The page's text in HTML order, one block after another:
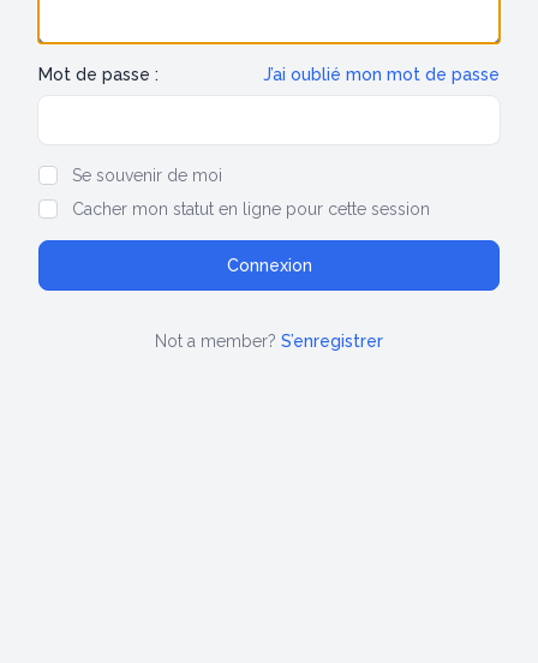
Mot de passe : J’ai oublié mon mot de passe
Se souvenir de moi
Cacher mon statut en ligne pour cette session
Not a member? S’enregistrer